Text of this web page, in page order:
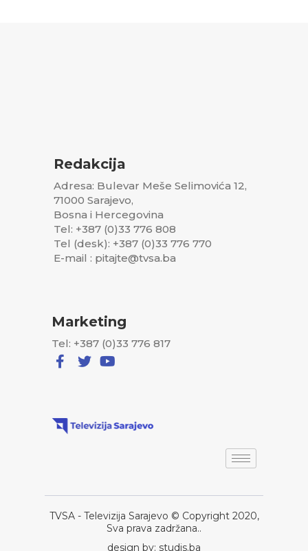
Redakcija
Adresa: Bulevar Meše Selimovića 12,
71000 Sarajevo,
Bosna i Hercegovina
Tel: +387 (0)33 776 808
Tel (desk): +387 (0)33 776 770
E-mail : pitajte@tvsa.ba
Marketing
Tel: +387 (0)33 776 817
TVSA - Televizija Sarajevo © Copyright 2020,
Sva prava zadržana..
design by: studis.ba